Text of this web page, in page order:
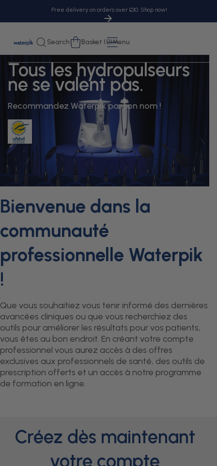
Free delivery on orders over £30. Shop now!
Search Cart
Basket (0)Menu
Tous les hydropulseurs
ne se valent pas.
Recommandez Waterpik par son nom !
Bienvenue dans la
communauté
professionnelle Waterpik
!
Que vous souhaitiez vous tenir informé des dernières
avancées cliniques ou que vous recherchiez des
outils pour améliorer les résultats pour vos patients,
vous êtes au bon endroit. En créant votre compte
professionnel vous aurez accès à des offres
exclusives aux professionnels de santé, des outils de
prescription offerts et un accès à notre programme
de formation en ligne.
Créez dès maintenant
votre compte